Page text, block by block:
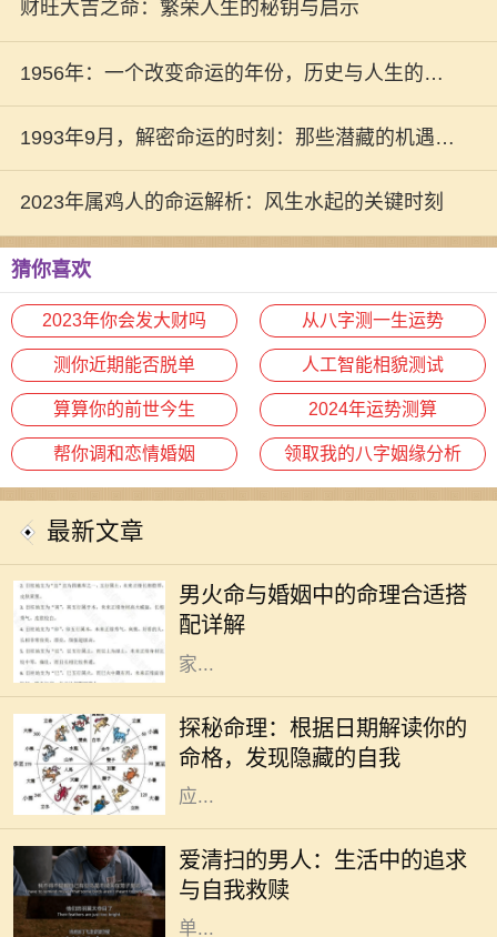
财旺大吉之命：繁荣人生的秘钥与启示
1956年：一个改变命运的年份，历史与人生的交
错瞬间
1993年9月，解密命运的时刻：那些潜藏的机遇与
变化
2023年属鸡人的命运解析：风生水起的关键时刻
猜你喜欢
2023年你会发大财吗 从八字测一生运势
测你近期能否脱单 人工智能相貌测试
算算你的前世今生 2024年运势测算
帮你调和恋情婚姻 领取我的八字姻缘分析
最新文章
男火命与婚姻中的命理合适搭
配详解
的地位，尤其是在婚姻选择上。对于
男火命来说，选择合适的命理搭配非
常关键，这可以影响到感情的和谐与
家...
探秘命理：根据日期解读你的
命格，发现隐藏的自我
在中国传统文化中，命理学作为一门
古老的学问，深受人们的关注。每个
人的生辰八字、出生日期，都会对其
命格产生显著的影响。不同的日期对
应...
爱清扫的男人：生活中的追求
与自我救赎
在现代社会中，越来越多的人开始关
注生活质量和内心的宁静。其中，有
一种特别的现象引起了我们的注意：
那些热爱清扫的男人。他们并不是简
单...